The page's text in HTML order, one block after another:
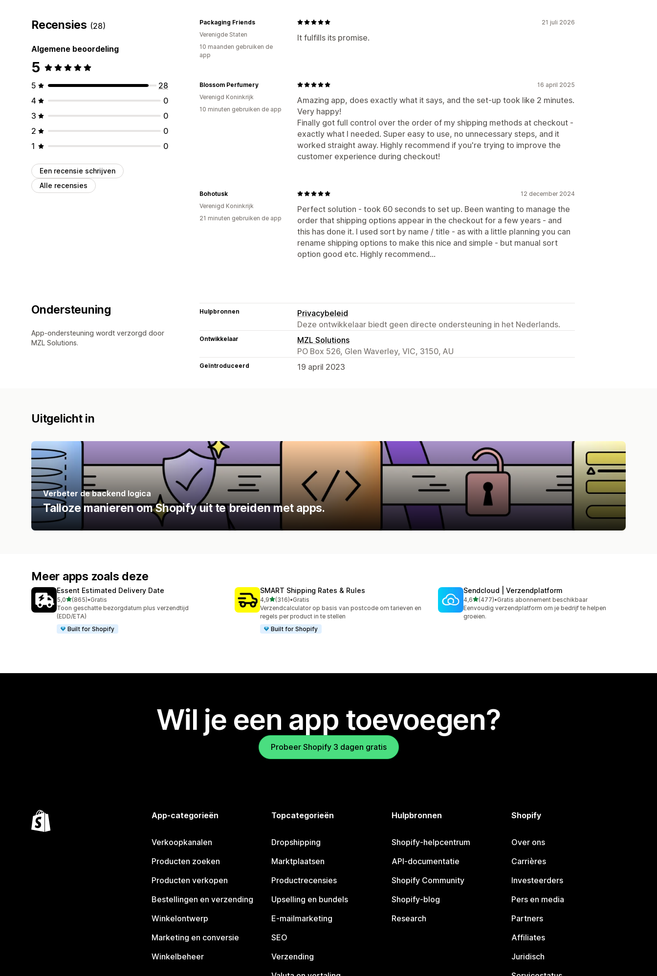
Recensies (28)
Algemene beoordeling
5
5
28
4
0
3
0
2
0
1
0
Een recensie schrijven
Alle recensies
21 juli 2026
It fulfills its promise.
Packaging Friends
Verenigde Staten
10 maanden gebruiken de
app
16 april 2025
Amazing app, does exactly what it says, and the set-up took like 2 minutes.
Very happy!
Finally got full control over the order of my shipping methods at checkout -
exactly what I needed. Super easy to use, no unnecessary steps, and it
worked straight away. Highly recommend if you're trying to improve the
customer experience during checkout!
Blossom Perfumery
Verenigd Koninkrijk
10 minuten gebruiken de app
12 december 2024
Perfect solution - took 60 seconds to set up. Been wanting to manage the
order that shipping options appear in the checkout for a few years - and
this has done it. I used sort by name / title - as with a little planning you can
rename shipping options to make this nice and simple - but manual sort
option good etc. Highly recommend...
Bohotusk
Verenigd Koninkrijk
21 minuten gebruiken de app
Ondersteuning
App-ondersteuning wordt verzorgd door
MZL Solutions.
Hulpbronnen
Privacybeleid
Deze ontwikkelaar biedt geen directe ondersteuning in het Nederlands.
Ontwikkelaar
MZL Solutions
PO Box 526, Glen Waverley, VIC, 3150, AU
Geïntroduceerd 19 april 2023
Uitgelicht in
Verbeter de backend logica
Talloze manieren om Shopify uit te breiden met apps.
Meer apps zoals deze
Essent Estimated Delivery Date
5,0van 5 sterren
(865)
865 recensies in totaal
•Gratis
Toon geschatte bezorgdatum plus verzendtijd
(EDD/ETA)
Built for Shopify
SMART Shipping Rates & Rules
4,9van 5 sterren
(316)
316 recensies in totaal
•Gratis
Verzendcalculator op basis van postcode om tarieven en
regels per product in te stellen
Built for Shopify
Sendcloud | Verzendplatform
4,6van 5 sterren
(477)
477 recensies in totaal
•Gratis abonnement beschikbaar
Eenvoudig verzendplatform om je bedrijf te helpen
groeien.
Wil je een app toevoegen?
Probeer Shopify 3 dagen gratis
App-categorieën
Verkoopkanalen
Producten zoeken
Producten verkopen
Bestellingen en verzending
Winkelontwerp
Marketing en conversie
Winkelbeheer
Topcategorieën
Dropshipping
Marktplaatsen
Productrecensies
Upselling en bundels
E-mailmarketing
SEO
Verzending
Hulpbronnen
Shopify-helpcentrum
API-documentatie
Shopify Community
Shopify-blog
Research
Shopify
Over ons
Carrières
Investeerders
Pers en media
Partners
Affiliates
Juridisch